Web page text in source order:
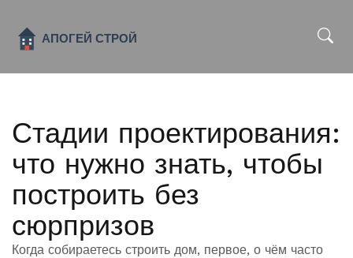
Стадии проектирования:
что нужно знать, чтобы
построить без
сюрпризов
Когда собираетесь строить дом, первое, о чём часто